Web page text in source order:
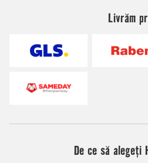
Livrăm
De ce să alegeți